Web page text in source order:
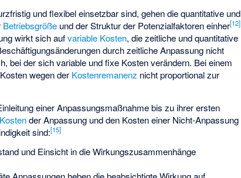
und flexibel einsetzbar sind, gehen die quantitative und
Betriebsgröße und der Struktur der Potenzialfaktoreneinher[12]
wirkt sich aufvariable Kosten, die zeitliche und quantitative
durch zeitliche Anpassung nicht
bei der sich variable und fixe Kosten verändern. Bei einem
wegen der Kostenremanenz nicht proportional zur
einer Anpassungsmaßnahme bis zu ihrer ersten
Kostender Anpassung und den Kosten einer Nicht-Anpassung
sind:[15]
und Einsicht in die Wirkungszusammenhänge